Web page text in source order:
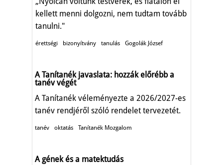
kellett menni dolgozni, nem tudtam tovább
tanulni."
érettségi bizonyítvány tanulás Gogolák József
A Tanítanék javaslata: hozzák előrébb a
tanév végét
A Tanítanék véleményezte a 2026/2027-es
tanév rendjéről szóló rendelet tervezetét.
tanév oktatás Tanítanék Mozgalom
A gének és a matektudás